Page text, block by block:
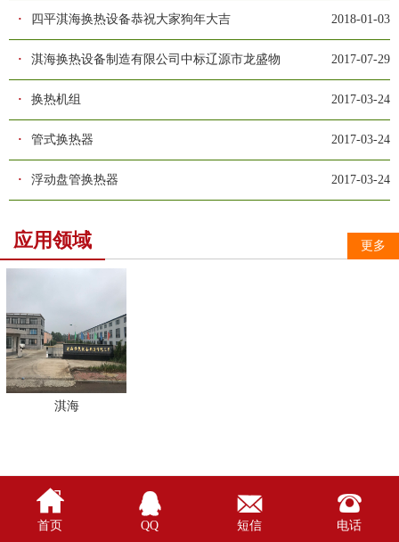
2018-01-03
· 四平淇海换热设备恭祝大家狗年大吉
2017-07-29
· 淇海换热设备制造有限公司中标辽源市龙盛物
2017-03-24
· 换热机组
2017-03-24
· 管式换热器
2017-03-24
· 浮动盘管换热器
更多
应用领域
淇海

首页 
QQ 
短信 
电话